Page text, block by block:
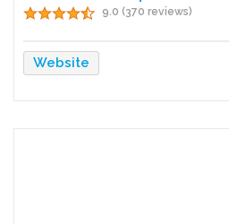
9.0 (370 reviews)
Website